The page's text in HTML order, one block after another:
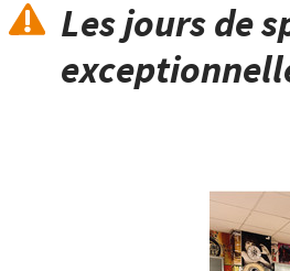
Les jours de